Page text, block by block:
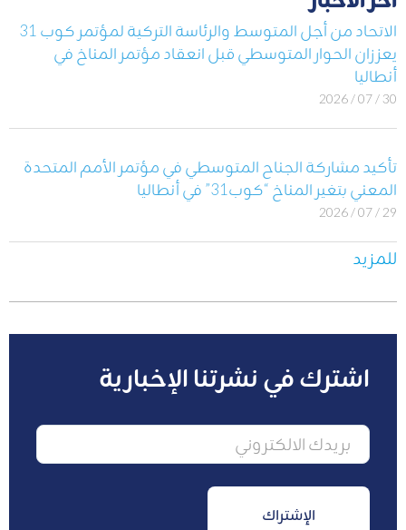
الاتحاد من أجل المتوسط والرئاسة التركية لمؤتمر كوب 31
يعززان الحوار المتوسطي قبل انعقاد مؤتمر المناخ في
أنطاليا
30 / 07 / 2026
تأكيد مشاركة الجناح المتوسطي في مؤتمر الأمم المتحدة
المعني بتغير المناخ “كوب31” في أنطاليا
29 / 07 / 2026
للمزيد
اشترك في نشرتنا الإخبارية